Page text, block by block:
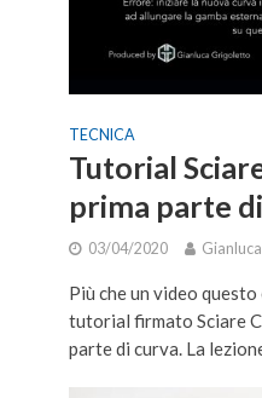
TECNICA
Tutorial
prima parte
03/04/2020
Più che un video
tutorial firmato Sciare
parte di curva. La